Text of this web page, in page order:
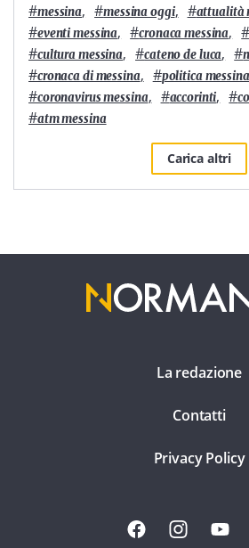
#messina, #messina oggi, #attualità
#eventi messina, #cronaca messina,
#cultura messina, #cateno de luca, #
#cronaca di messina, #politica messina
#coronavirus messina, #accorinti, #
#atm messina
Carica altri
La redazione
Contatti
Privacy Policy